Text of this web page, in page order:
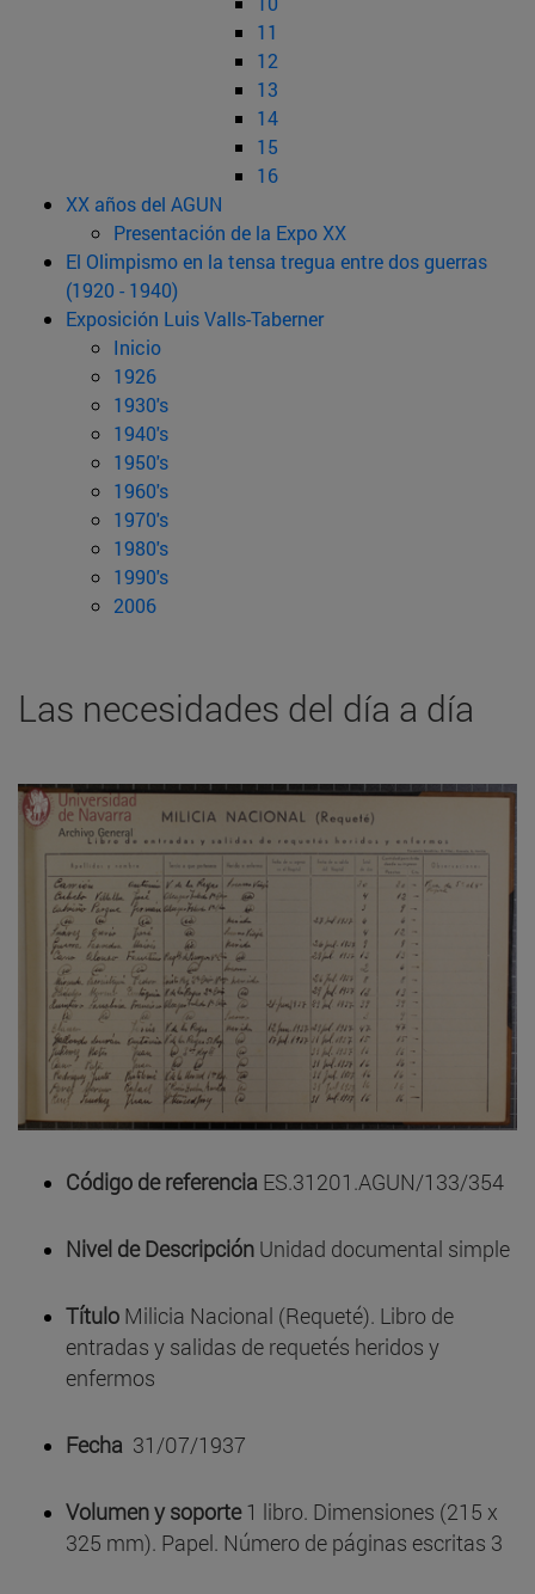
11
12
13
14
15
16
XX años del AGUN
Presentación de la Expo XX
El Olimpismo en la tensa tregua entre dos guerras
(1920 - 1940)
Exposición Luis Valls-Taberner
Inicio
1926
1930's
1940's
1950's
1960's
1970's
1980's
1990's
2006
Las necesidades del día a día
Código de referencia ES.31201.AGUN/133/354
Nivel de Descripción Unidad documental simple
Título Milicia Nacional (Requeté). Libro de
entradas y salidas de requetés heridos y
enfermos
Fecha 31/07/1937
Volumen y soporte1 libro. Dimensiones (215 x
325 mm). Papel. Número de páginas escritas 3